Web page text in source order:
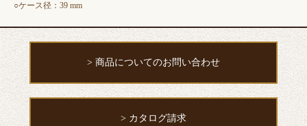
○ケース径：39 mm
> 商品についてのお問い合わせ
> カタログ請求